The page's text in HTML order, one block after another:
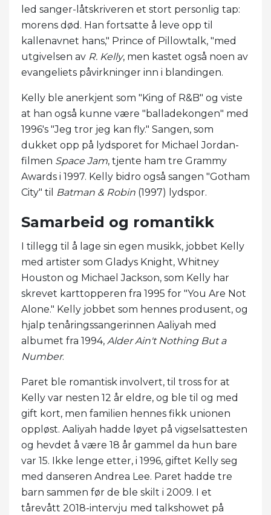
led sanger-låtskriveren et stort personlig tap:
morens død. Han fortsatte å leve opp til
kallenavnet hans," Prince of Pillowtalk, "med
utgivelsen av R. Kelly, men kastet også noen av
evangeliets påvirkninger inn i blandingen.
Kelly ble anerkjent som "King of R&B" og viste
at han også kunne være "balladekongen" med
1996's "Jeg tror jeg kan fly." Sangen, som
dukket opp på lydsporet for Michael Jordan-
filmen Space Jam, tjente ham tre Grammy
Awards i 1997. Kelly bidro også sangen "Gotham
City" til
Batman & Robin (1997) lydspor.
Samarbeid og romantikk
I tillegg til å lage sin egen musikk, jobbet Kelly
med artister som Gladys Knight, Whitney
Houston og Michael Jackson, som Kelly har
skrevet karttopperen fra 1995 for "You Are Not
Alone." Kelly jobbet som hennes produsent, og
hjalp tenåringssangerinnen Aaliyah med
albumet fra 1994, Alder Ain't Nothing But a
Number.
Paret ble romantisk involvert, til tross for at
Kelly var nesten 12 år eldre, og ble til og med
gift kort, men familien hennes fikk unionen
oppløst. Aaliyah hadde løyet på vigselsattesten
og hevdet å være 18 år gammel da hun bare
var 15. Ikke lenge etter, i 1996, giftet Kelly seg
med danseren Andrea Lee. Paret hadde tre
barn sammen før de ble skilt i 2009. I et
tårevått 2018-intervju med talkshowet på